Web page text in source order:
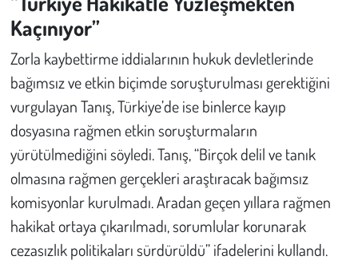
Kaçınıyor”
Zorla kaybettirme iddialarının hukuk devletlerinde
bağımsız ve etkin biçimde soruşturulması gerektiğini
vurgulayan Tanış, Türkiye’de ise binlerce kayıp
dosyasına rağmen etkin soruşturmaların
yürütülmediğini söyledi. Tanış, “Birçok delil ve tanık
olmasına rağmen gerçekleri araştıracak bağımsız
komisyonlar kurulmadı. Aradan geçen yıllara rağmen
hakikat ortaya çıkarılmadı, sorumlular korunarak
cezasızlık politikaları sürdürüldü” ifadelerini kullandı.